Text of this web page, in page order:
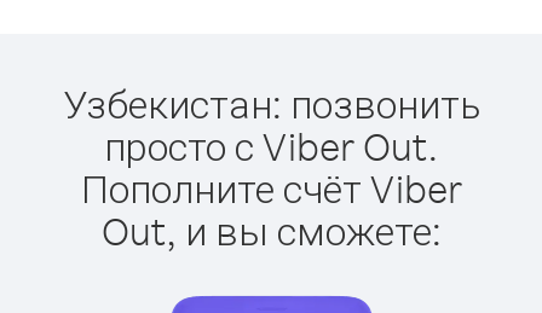
Узбекистан: позвонить
просто с Viber Out.
Пополните счёт Viber
Out, и вы сможете: